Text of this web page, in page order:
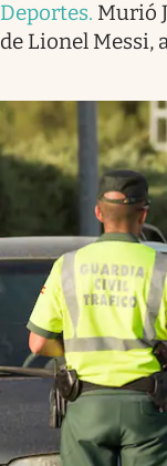
Deportes. Murió
de Lionel Messi,